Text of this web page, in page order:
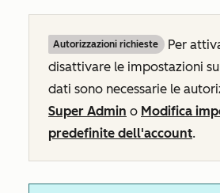
Autorizzazioni richieste
Per
disattivare le impostazioni
dati sono necessarie le
Super Admin o Modifica
predefinite dell'account.